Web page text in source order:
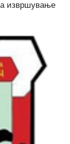
извршување